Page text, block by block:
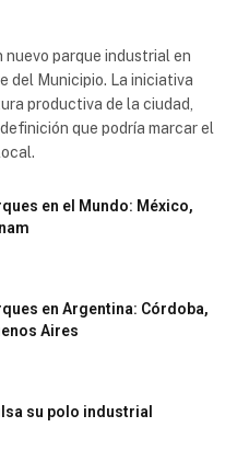
parque industrial en
del Municipio. La iniciativa
productiva de la ciudad,
que podría marcar el
en el Mundo: México,
en Argentina: Córdoba,
Aires
su polo industrial